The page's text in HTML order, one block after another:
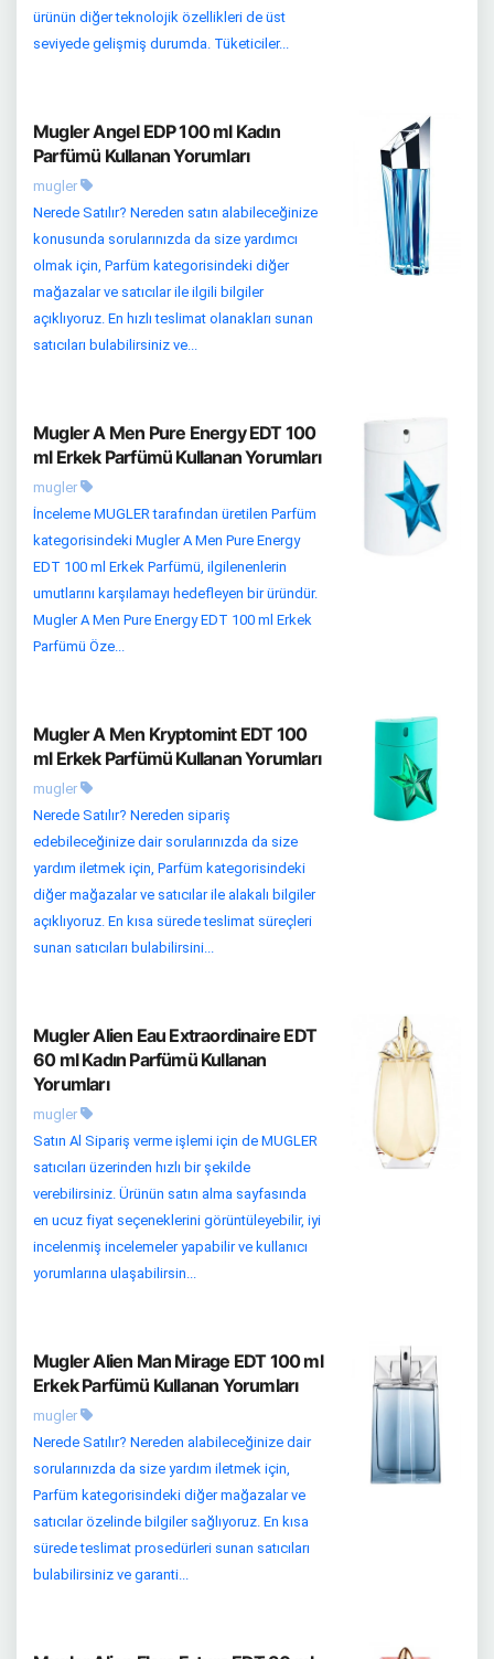
ürünün diğer teknolojik özellikleri de üst
seviyede gelişmiş durumda. Tüketiciler...
Mugler Angel EDP 100 ml Kadın
Parfümü Kullanan Yorumları
mugler
Nerede Satılır? Nereden satın alabileceğinize
konusunda sorularınızda da size yardımcı
olmak için, Parfüm kategorisindeki diğer
mağazalar ve satıcılar ile ilgili bilgiler
açıklıyoruz. En hızlı teslimat olanakları sunan
satıcıları bulabilirsiniz ve...
Mugler A Men Pure Energy EDT 100
ml Erkek Parfümü Kullanan Yorumları
mugler
İnceleme MUGLER tarafından üretilen Parfüm
kategorisindeki Mugler A Men Pure Energy
EDT 100 ml Erkek Parfümü, ilgilenenlerin
umutlarını karşılamayı hedefleyen bir üründür.
Mugler A Men Pure Energy EDT 100 ml Erkek
Parfümü Öze...
Mugler A Men Kryptomint EDT 100
ml Erkek Parfümü Kullanan Yorumları
mugler
Nerede Satılır? Nereden sipariş
edebileceğinize dair sorularınızda da size
yardım iletmek için, Parfüm kategorisindeki
diğer mağazalar ve satıcılar ile alakalı bilgiler
açıklıyoruz. En kısa sürede teslimat süreçleri
sunan satıcıları bulabilirsini...
Mugler Alien Eau Extraordinaire EDT
60 ml Kadın Parfümü Kullanan
Yorumları
mugler
Satın Al Sipariş verme işlemi için de MUGLER
satıcıları üzerinden hızlı bir şekilde
verebilirsiniz. Ürünün satın alma sayfasında
en ucuz fiyat seçeneklerini görüntüleyebilir, iyi
incelenmiş incelemeler yapabilir ve kullanıcı
yorumlarına ulaşabilirsin...
Mugler Alien Man Mirage EDT 100 ml
Erkek Parfümü Kullanan Yorumları
mugler
Nerede Satılır? Nereden alabileceğinize dair
sorularınızda da size yardım iletmek için,
Parfüm kategorisindeki diğer mağazalar ve
satıcılar özelinde bilgiler sağlıyoruz. En kısa
sürede teslimat prosedürleri sunan satıcıları
bulabilirsiniz ve garanti...